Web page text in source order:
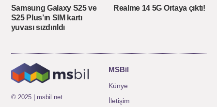
Samsung Galaxy S25 ve
S25 Plus’ın SIM kartı
yuvası sızdırıldı
Realme 14 5G Ortaya çıktı!
© 2025 | msbil.net
MSBil
Künye
İletişim